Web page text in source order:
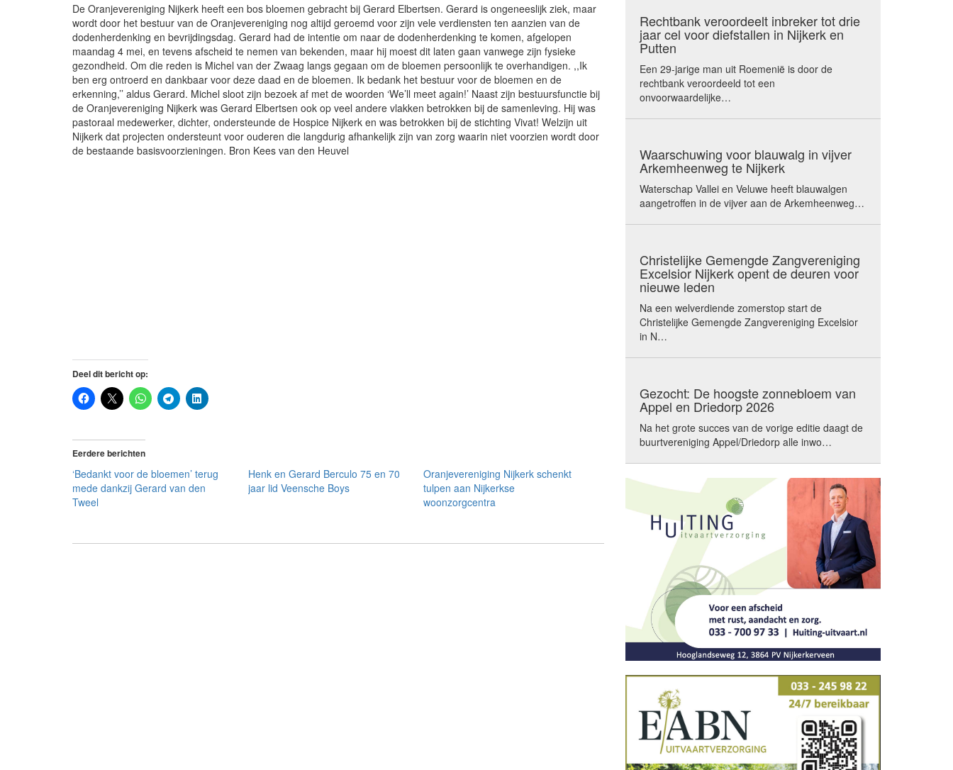
De Oranjevereniging Nijkerk heeft een bos bloemen gebracht bij Gerard Elbertsen. Gerard is ongeneeslijk ziek, maar
wordt door het bestuur van de Oranjevereniging nog altijd geroemd voor zijn vele verdiensten ten aanzien van de
dodenherdenking en bevrijdingsdag. Gerard had de intentie om naar de dodenherdenking te komen, afgelopen
maandag 4 mei, en tevens afscheid te nemen van bekenden, maar hij moest dit laten gaan vanwege zijn fysieke
gezondheid. Om die reden is Michel van der Zwaag langs gegaan om de bloemen persoonlijk te overhandigen. ,,Ik
ben erg ontroerd en dankbaar voor deze daad en de bloemen. Ik bedank het bestuur voor de bloemen en de
erkenning,’’ aldus Gerard. Michel sloot zijn bezoek af met de woorden ‘We’ll meet again!’ Naast zijn bestuursfunctie bij
de Oranjevereniging Nijkerk was Gerard Elbertsen ook op veel andere vlakken betrokken bij de samenleving. Hij was
pastoraal medewerker, dichter, ondersteunde de Hospice Nijkerk en was betrokken bij de stichting Vivat! Welzijn uit
Nijkerk dat projecten ondersteunt voor ouderen die langdurig afhankelijk zijn van zorg waarin niet voorzien wordt door
de bestaande basisvoorzieningen. Bron Kees van den Heuvel
Deel dit bericht op:
Eerdere berichten
‘Bedankt voor de bloemen’ terug
mede dankzij Gerard van den
Tweel
Henk en Gerard Berculo 75 en 70
jaar lid Veensche Boys
Oranjevereniging Nijkerk schenkt
tulpen aan Nijkerkse
woonzorgcentra
Rechtbank veroordeelt inbreker tot drie
jaar cel voor diefstallen in Nijkerk en
Putten
Een 29-jarige man uit Roemenië is door de
rechtbank veroordeeld tot een
onvoorwaardelijke…
Waarschuwing voor blauwalg in vijver
Arkemheenweg te Nijkerk
Waterschap Vallei en Veluwe heeft blauwalgen
aangetroffen in de vijver aan de Arkemheenweg…
Christelijke Gemengde Zangvereniging
Excelsior Nijkerk opent de deuren voor
nieuwe leden
Na een welverdiende zomerstop start de
Christelijke Gemengde Zangvereniging Excelsior
in N…
Gezocht: De hoogste zonnebloem van
Appel en Driedorp 2026
Na het grote succes van de vorige editie daagt de
buurtvereniging Appel/Driedorp alle inwo…